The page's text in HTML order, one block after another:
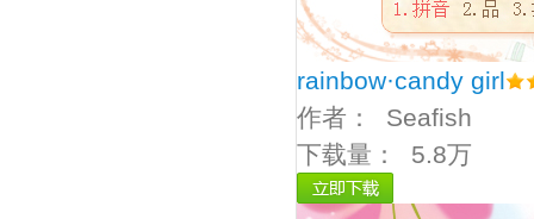
rainbow·candy girl
作者： Seafish
下载量： 5.8万